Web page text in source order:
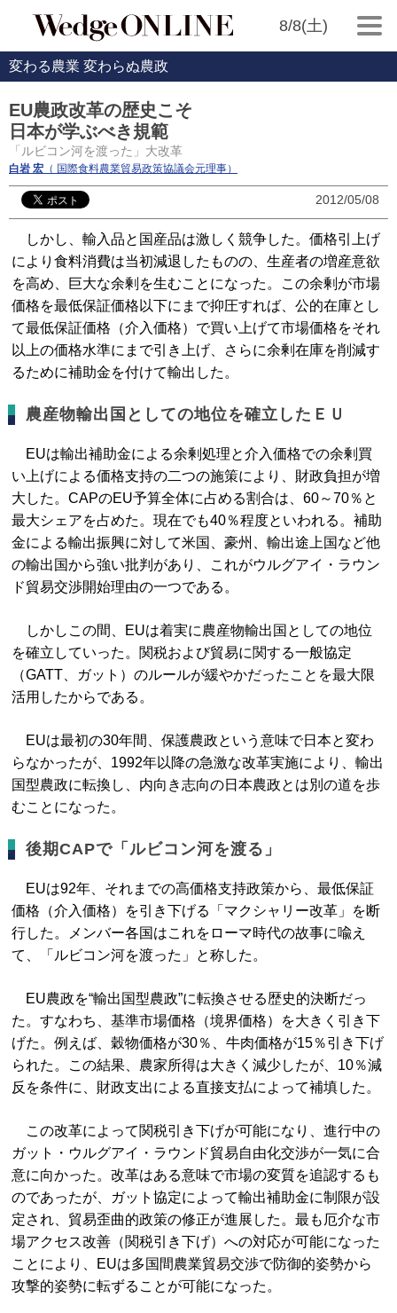
8/8(土)
変わる農業 変わらぬ農政
EU農政改革の歴史こそ
日本が学ぶべき規範
「ルビコン河を渡った」大改革
白岩 宏 （ 国際食料農業貿易政策協議会元理事）
2012/05/08
しかし、輸入品と国産品は激しく競争した。価格引上げ
により食料消費は当初減退したものの、生産者の増産意欲
を高め、巨大な余剰を生むことになった。この余剰が市場
価格を最低保証価格以下にまで抑圧すれば、公的在庫とし
て最低保証価格（介入価格）で買い上げて市場価格をそれ
以上の価格水準にまで引き上げ、さらに余剰在庫を削減す
るために補助金を付けて輸出した。
農産物輸出国としての地位を確立したＥＵ
EUは輸出補助金による余剰処理と介入価格での余剰買
い上げによる価格支持の二つの施策により、財政負担が増
大した。CAPのEU予算全体に占める割合は、60～70％と
最大シェアを占めた。現在でも40％程度といわれる。補助
金による輸出振興に対して米国、豪州、輸出途上国など他
の輸出国から強い批判があり、これがウルグアイ・ラウン
ド貿易交渉開始理由の一つである。
しかしこの間、EUは着実に農産物輸出国としての地位
を確立していった。関税および貿易に関する一般協定
（GATT、ガット）のルールが緩やかだったことを最大限
活用したからである。
EUは最初の30年間、保護農政という意味で日本と変わ
らなかったが、1992年以降の急激な改革実施により、輸出
国型農政に転換し、内向き志向の日本農政とは別の道を歩
むことになった。
後期CAPで「ルビコン河を渡る」
EUは92年、それまでの高価格支持政策から、最低保証
価格（介入価格）を引き下げる「マクシャリー改革」を断
行した。メンバー各国はこれをローマ時代の故事に喩え
て、「ルビコン河を渡った」と称した。
EU農政を“輸出国型農政”に転換させる歴史的決断だっ
た。すなわち、基準市場価格（境界価格）を大きく引き下
げた。例えば、穀物価格が30％、牛肉価格が15％引き下げ
られた。この結果、農家所得は大きく減少したが、10％減
反を条件に、財政支出による直接支払によって補填した。
この改革によって関税引き下げが可能になり、進行中の
ガット・ウルグアイ・ラウンド貿易自由化交渉が一気に合
意に向かった。改革はある意味で市場の変質を追認するも
のであったが、ガット協定によって輸出補助金に制限が設
定され、貿易歪曲的政策の修正が進展した。最も厄介な市
場アクセス改善（関税引き下げ）への対応が可能になった
ことにより、EUは多国間農業貿易交渉で防御的姿勢から
攻撃的姿勢に転ずることが可能になった。